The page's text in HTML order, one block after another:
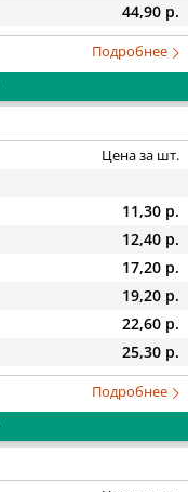
44,90 р.
Подробнее
Цена за шт.
11,30 р.
12,40 р.
17,20 р.
19,20 р.
22,60 р.
25,30 р.
Подробнее